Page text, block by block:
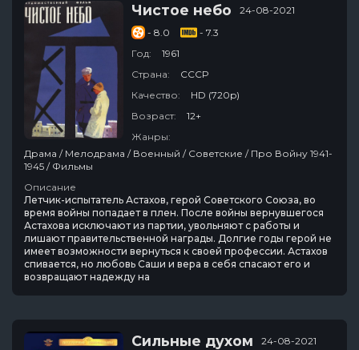
Чистое небо
24-08-2021
- 8.0
- 7.3
Год:
1961
Страна:
СССР
Качество:
HD (720p)
Возраст:
12+
Жанры:
Драма / Мелодрама / Военный / Советские / Про Войну 1941-
1945 / Фильмы
Описание
Летчик-испытатель Астахов, герой Советского Союза, во
время войны попадает в плен. После войны вернувшегося
Астахова исключают из партии, увольняют с работы и
лишают правительственной награды. Долгие годы герой не
имеет возможности вернуться к своей профессии. Астахов
спивается, но любовь Саши и вера в себя спасают его и
возвращают надежду на
Сильные духом
24-08-2021